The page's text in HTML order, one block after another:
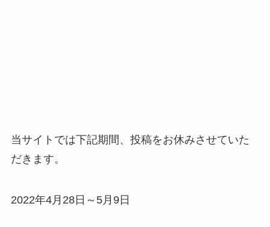
当サイトでは下記期間、投稿をお休みさせていた
だきます。
2022年4月28日～5月9日